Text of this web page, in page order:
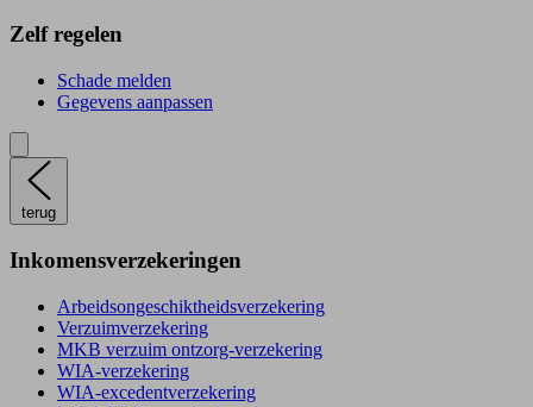
Zelf regelen
Schade melden
Gegevens aanpassen
terug
Inkomensverzekeringen
Arbeidsongeschiktheidsverzekering
Verzuimverzekering
MKB verzuim ontzorg-verzekering
WIA-verzekering
WIA-excedentverzekering